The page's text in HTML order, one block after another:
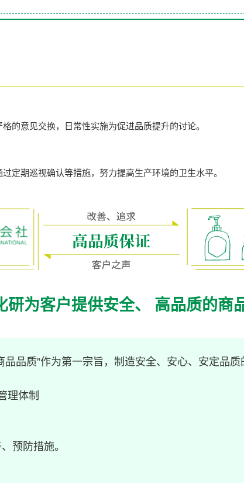
的意见交换，日常性实施为促进品质提升的讨论。
定期巡视确认等措施，努力提高生产环境的卫生水平。
研为客户提供安全、 高品质的商
品品质”作为第一宗旨，制造安全、安心、安定品
理体制
预防措施。